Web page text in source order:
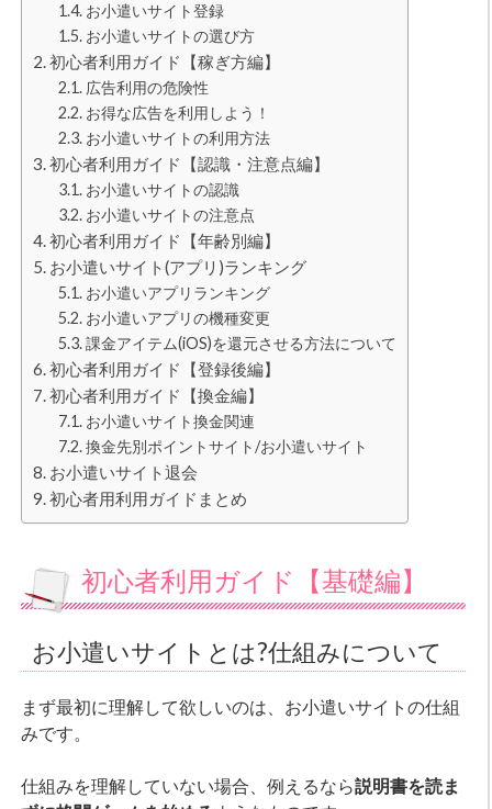
お小遣いサイト登録
お小遣いサイトの選び方
初心者利用ガイド【稼ぎ方編】
広告利用の危険性
お得な広告を利用しよう！
お小遣いサイトの利用方法
初心者利用ガイド【認識・注意点編】
お小遣いサイトの認識
お小遣いサイトの注意点
初心者利用ガイド【年齢別編】
お小遣いサイト(アプリ)ランキング
お小遣いアプリランキング
お小遣いアプリの機種変更
課金アイテム(iOS)を還元させる方法について
初心者利用ガイド【登録後編】
初心者利用ガイド【換金編】
お小遣いサイト換金関連
換金先別ポイントサイト/お小遣いサイト
お小遣いサイト退会
初心者用利用ガイドまとめ
初心者利用ガイド【基礎編】
お小遣いサイトとは?仕組みについて
まず最初に理解して欲しいのは、お小遣いサイトの仕組
みです。
仕組みを理解していない場合、例えるなら説明書を読ま